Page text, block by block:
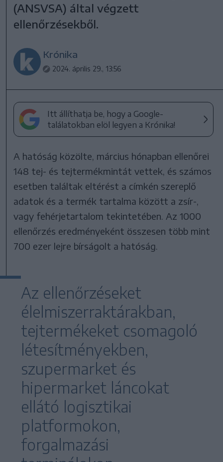
(ANSVSA) által végzett
ellenőrzésekből.
Krónika
2024. április 29., 13:56
Itt állíthatja be, hogy a Google-
találatokban elöl legyen a Krónika!
A hatóság közölte, március hónapban ellenőrei
148 tej- és tejtermékmintát vettek, és számos
esetben találtak eltérést a címkén szereplő
adatok és a termék tartalma között a zsír-,
vagy fehérjetartalom tekintetében. Az 1000
ellenőrzés eredményeként összesen több mint
700 ezer lejre bírságolt a hatóság.
Az ellenőrzéseket
élelmiszerraktárakban,
tejtermékeket csomagoló
létesítményekben,
szupermarket és
hipermarket láncokat
ellátó logisztikai
platformokon,
forgalmazási